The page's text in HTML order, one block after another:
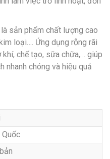
là sản phẩm chất lượng cao
loại…. Ứng dụng rộng rãi
chế tạo, sữa chữa,… giúp
nhanh chóng và hiệu quả
Quốc